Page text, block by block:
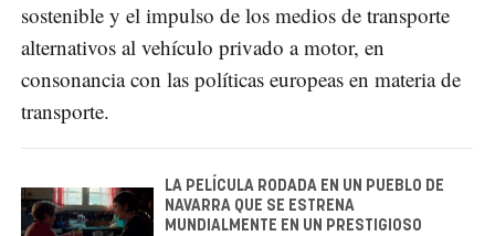
sostenible y el impulso de los medios de transporte
alternativos al vehículo privado a motor, en
consonancia con las políticas europeas en materia de
transporte.
LA PELÍCULA RODADA EN UN PUEBLO DE
NAVARRA QUE SE ESTRENA
MUNDIALMENTE EN UN PRESTIGIOSO